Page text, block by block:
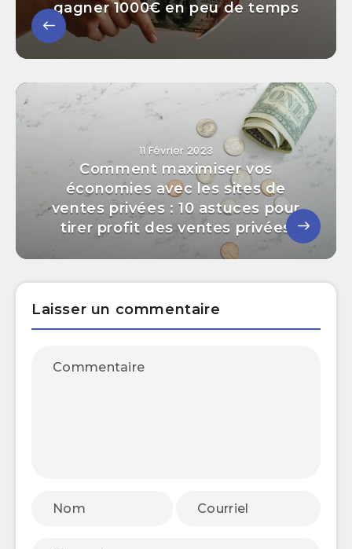
gagner 1000€ en peu de temps
11 Février 2023
Comment maximiser vos
économies avec les sites de
ventes privées : 10 astuces pour
tirer profit des ventes privées
Laisser un commentaire